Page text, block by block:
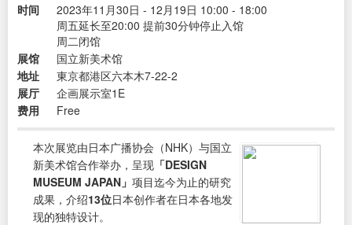
时间
2023年11月30日 - 12月19日 10:00 - 18:00
周五延长至20:00 提前30分钟停止入馆
周二闭馆
展馆
国立新美术馆
地址
東京都港区六本木7-22-2
展厅
企画展示室1E
费用
Free
本次展览由日本广播协会（NHK）与国立
新美术馆合作举办，呈现 「DESIGN
MUSEUM JAPAN」 项目迄今为止的研究
成果，介绍13位日本创作者在日本各地发
现的独特设计。